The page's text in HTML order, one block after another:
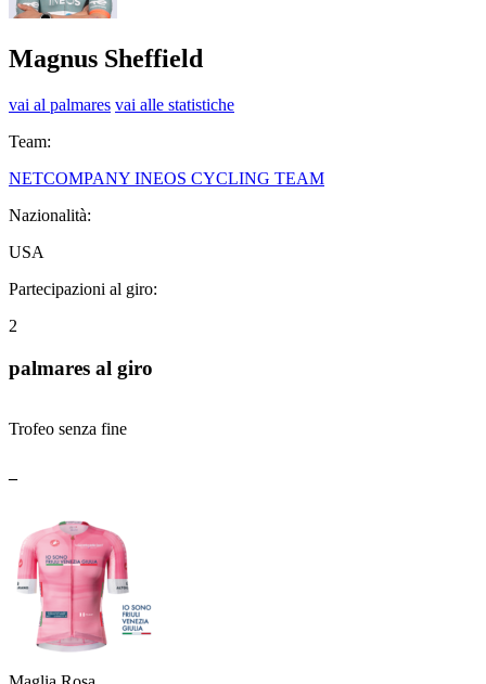
Magnus Sheffield
vai al palmares vai alle statistiche
Team:
NETCOMPANY INEOS CYCLING TEAM
Nazionalità:
USA
Partecipazioni al giro:
2
palmares al giro
Trofeo senza fine